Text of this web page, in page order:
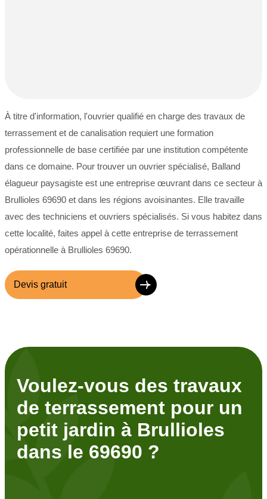
À titre d'information, l'ouvrier qualifié en charge des travaux de
terrassement et de canalisation requiert une formation
professionnelle de base certifiée par une institution compétente
dans ce domaine. Pour trouver un ouvrier spécialisé, Balland
élagueur paysagiste est une entreprise œuvrant dans ce secteur à
Brullioles 69690 et dans les régions avoisinantes. Elle travaille
avec des techniciens et ouvriers spécialisés. Si vous habitez dans
cette localité, faites appel à cette entreprise de terrassement
opérationnelle à Brullioles 69690.
Devis gratuit
Voulez-vous des travaux
de terrassement pour un
petit jardin à Brullioles
dans le 69690 ?